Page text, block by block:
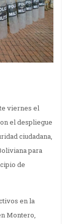
viernes el
el despliegue
ciudadana,
para
de
en la
Montero,